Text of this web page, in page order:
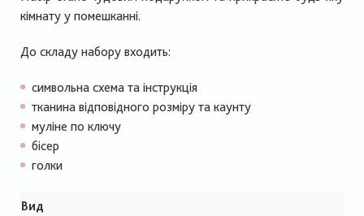
кімнату у помешканні.
До складу набору входить:
символьна схема та інструкція
тканина відповідного розміру та каунту
муліне по ключу
бісер
голки
Вид